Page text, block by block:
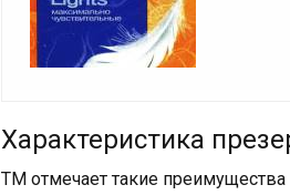
Характеристика
ТМ отмечает такие преимущества